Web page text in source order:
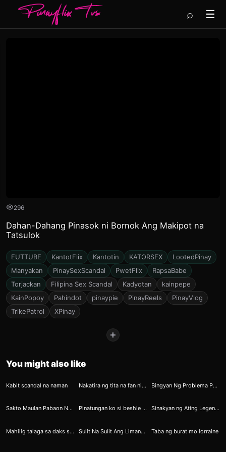
☰
⌕
296
Dahan-Dahang Pinasok ni Bornok Ang Makipot na
Tatsulok
EUTTUBE KantotFlix Kantotin KATORSEX
LootedPinay
Manyakan
PinaySexScandal PwetFlix
RapsaBabe
Torjackan
Filipina Sex Scandal Kadyotan
kainpepe
KainPopoy
Pahindot pinaypie PinayReels
PinayVlog
TrikePatrol
XPinay
+
You might also like
1
Kabit scandal na naman Nakatira ng tita na fan ni Rene Baterbonia Bingyan Ng Problema Pero Naging Wild Kantutan At Creampie
7
Sakto Maulan Pabaon Naman
8
Pinatungan ko si beshie habang nagsa soundtrip kami
8
Sinakyan ng Ating Legendary Lodi
10
Mahilig talaga sa daks si arlyn
13
Sulit Na Sulit Ang Limang Libo Sarap Kantutin
14
Taba ng burat mo lorraine
28 27 29